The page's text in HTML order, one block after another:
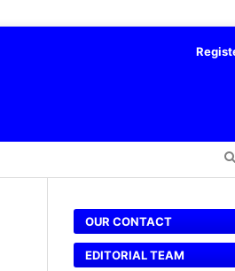
OUR CONTACT
EDITORIAL TEAM